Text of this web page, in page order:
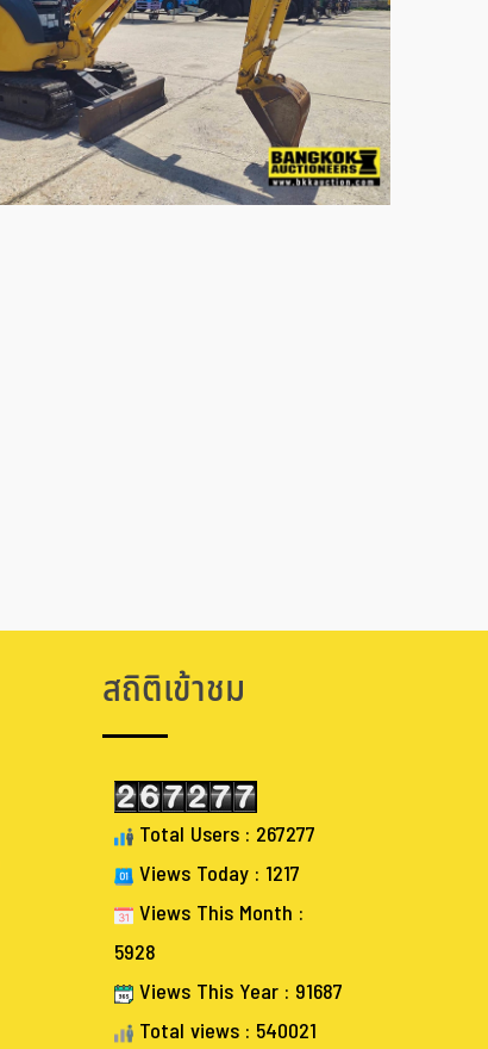
สถิติเข้าชม
Total Users : 267277
Views Today : 1217
Views This Month :
5928
Views This Year : 91687
Total views : 540021